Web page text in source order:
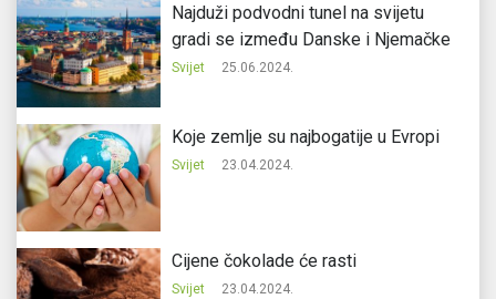
Najduži podvodni tunel na svijetu
gradi se između Danske i Njemačke
Svijet 25.06.2024.
Koje zemlje su najbogatije u Evropi
Svijet 23.04.2024.
Cijene čokolade će rasti
Svijet 23.04.2024.